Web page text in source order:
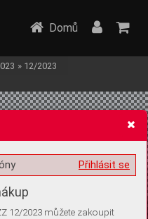
informací
Domů
» 12/2023
Přihlásit se
12/2023 můžete zakoupit